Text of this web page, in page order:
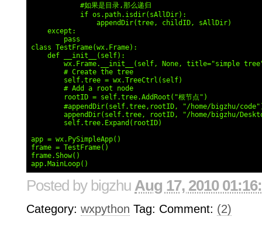
            #如果是目录,那么递归
            if os.path.isdir(sAllDir):
                appendDir(tree, childID, sAllDir)
    except:
        pass
class TestFrame(wx.Frame):
    def __init__(self):
wx.Frame.__init__(self, None, title="simple
        # Create the tree
        self.tree = wx.TreeCtrl(self)
        # Add a root node
        rootID = self.tree.AddRoot("根节点")
#appendDir(self.tree,rootID, "/home/bigzhu/
appendDir(self.tree, rootID, "/home/bigzhu/
        self.tree.Expand(rootID)
app = wx.PySimpleApp()
frame = TestFrame()
frame.Show()
app.MainLoop()
Posted by bigzhu Aug 17, 2010
Category: wxpython Tag: Comment: (2)